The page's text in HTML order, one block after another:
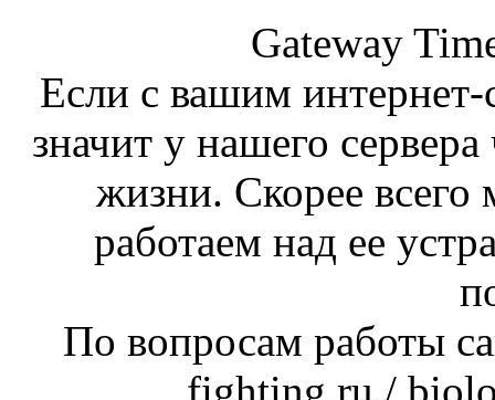
Gateway
Если с вашим интернет-
значит у нашего
жизни. Скорее
работаем над ее
По вопросам работы